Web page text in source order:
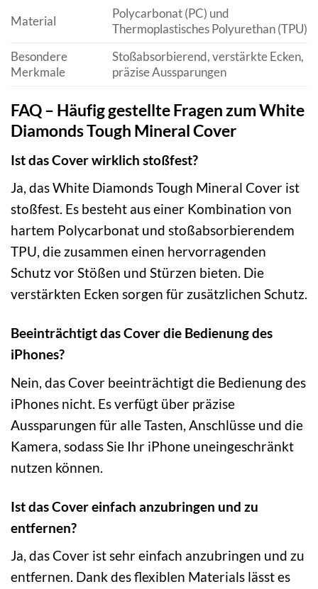
Material
Polycarbonat (PC) und
Thermoplastisches Polyurethan (TPU)
Besondere
Merkmale
Stoßabsorbierend, verstärkte Ecken,
präzise Aussparungen
FAQ – Häufig gestellte Fragen zum White
Diamonds Tough Mineral Cover
Ist das Cover wirklich stoßfest?
Ja, das White Diamonds Tough Mineral Cover ist
stoßfest. Es besteht aus einer Kombination von
hartem Polycarbonat und stoßabsorbierendem
TPU, die zusammen einen hervorragenden
Schutz vor Stößen und Stürzen bieten. Die
verstärkten Ecken sorgen für zusätzlichen Schutz.
Beeinträchtigt das Cover die Bedienung des
iPhones?
Nein, das Cover beeinträchtigt die Bedienung des
iPhones nicht. Es verfügt über präzise
Aussparungen für alle Tasten, Anschlüsse und die
Kamera, sodass Sie Ihr iPhone uneingeschränkt
nutzen können.
Ist das Cover einfach anzubringen und zu
entfernen?
Ja, das Cover ist sehr einfach anzubringen und zu
entfernen. Dank des flexiblen Materials lässt es